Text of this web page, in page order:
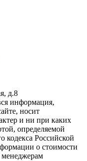
д.8
информация,
носит
и ни при каких
определяемой
кодекса Российской
о стоимости
менеджерам